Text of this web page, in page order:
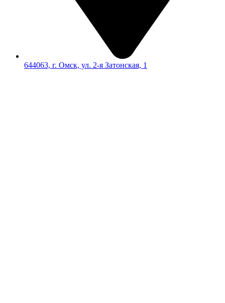
644063, г. Омск, ул. 2-я Затонская, 1